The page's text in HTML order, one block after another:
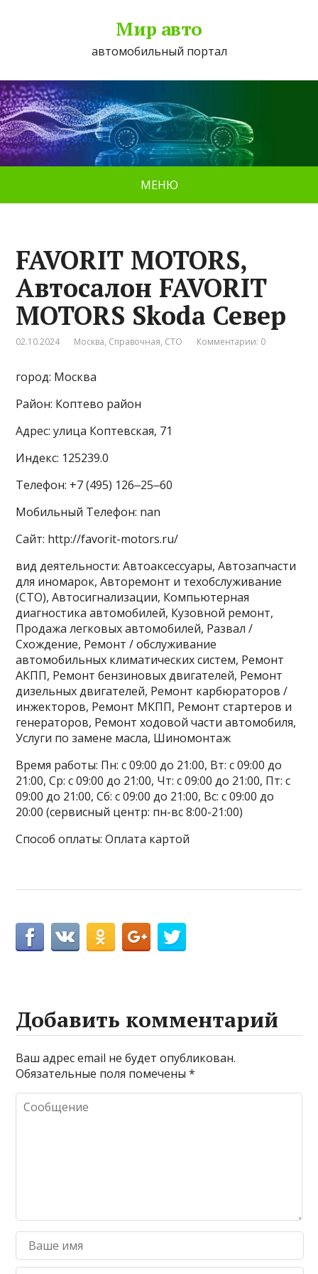
Мир авто
автомобильный портал
МЕНЮ
FAVORIT MOTORS,
Автосалон FAVORIT
MOTORS Skoda Север
02.10.2024 Москва, Справочная, СТО Комментарии: 0
город: Москва
Район: Коптево район
Адрес: улица Коптевская, 71
Индекс: 125239.0
Телефон: +7 (495) 126‒25‒60
Мобильный Телефон: nan
Сайт: http://favorit-motors.ru/
вид деятельности: Автоаксессуары, Автозапчасти
для иномарок, Авторемонт и техобслуживание
(СТО), Автосигнализации, Компьютерная
диагностика автомобилей, Кузовной ремонт,
Продажа легковых автомобилей, Развал /
Схождение, Ремонт / обслуживание
автомобильных климатических систем, Ремонт
АКПП, Ремонт бензиновых двигателей, Ремонт
дизельных двигателей, Ремонт карбюраторов /
инжекторов, Ремонт МКПП, Ремонт стартеров и
генераторов, Ремонт ходовой части автомобиля,
Услуги по замене масла, Шиномонтаж
Время работы: Пн: с 09:00 до 21:00, Вт: с 09:00 до
21:00, Ср: с 09:00 до 21:00, Чт: с 09:00 до 21:00, Пт: с
09:00 до 21:00, Сб: с 09:00 до 21:00, Вс: с 09:00 до
20:00 (сервисный центр: пн-вс 8:00-21:00)
Способ оплаты: Оплата картой
Добавить комментарий
Ваш адрес email не будет опубликован.
Обязательные поля помечены*